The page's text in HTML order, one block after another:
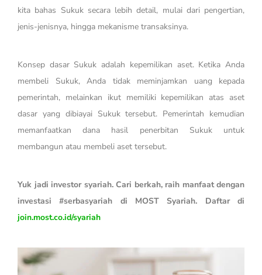
kita bahas Sukuk secara lebih detail, mulai dari pengertian,
jenis-jenisnya, hingga mekanisme transaksinya.
Konsep dasar Sukuk adalah kepemilikan aset. Ketika Anda
membeli Sukuk, Anda tidak meminjamkan uang kepada
pemerintah, melainkan ikut memiliki kepemilikan atas aset
dasar yang dibiayai Sukuk tersebut. Pemerintah kemudian
memanfaatkan dana hasil penerbitan Sukuk untuk
membangun atau membeli aset tersebut.
Yuk jadi investor syariah. Cari berkah, raih manfaat dengan
investasi #serbasyariah di MOST Syariah. Daftar di
join.most.co.id/syariah